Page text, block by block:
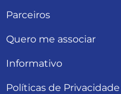
Parceiros
Quero me associar
Informativo
Políticas de Privacidade